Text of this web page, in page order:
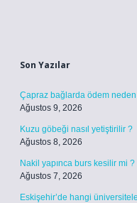
Son Yazılar
Çapraz bağlarda ödem
Ağustos 9, 2026
Kuzu göbeği nasıl yetiştirilir ?
Ağustos 8, 2026
Nakil yapınca burs kesilir mi ?
Ağustos 7, 2026
Eskişehir’de hangi